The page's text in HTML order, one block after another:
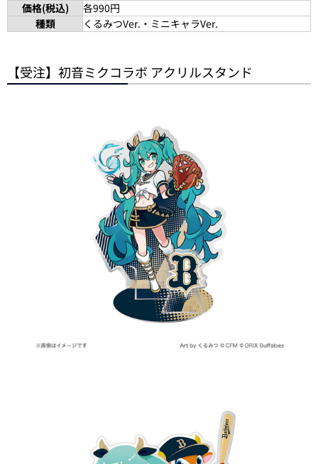
価格(税込)
各990円
種類
くるみつVer.・ミニキャラVer.
【受注】初音ミクコラボ アクリルスタンド